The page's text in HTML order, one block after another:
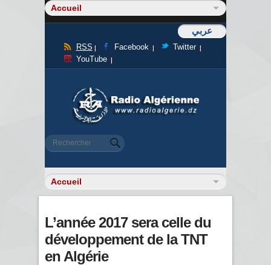
عربي
RSS Facebook
Twitter
YouTube
Formulaire de recherche
Rechercher
L’année 2017 sera celle du
développement de la TNT
en Algérie